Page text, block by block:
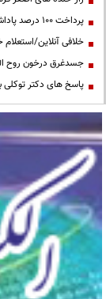
پرداخت ۱۰۰ درصد پاداش پایان خدمت فرهنگیان
خلافی آنلاین/استعلام
جسدغرق درخون روح
پاسخ های دکتر توکلی